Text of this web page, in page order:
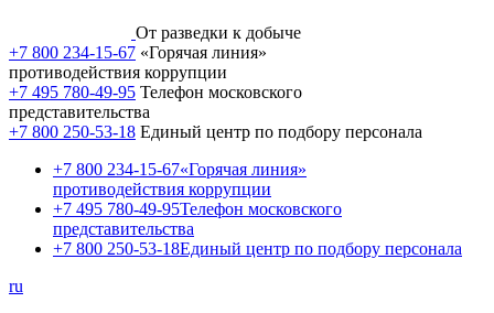
От разведки к добыче
+7 800 234-15-67 «Горячая линия»
противодействия коррупции
+7 495 780-49-95 Телефон московского
представительства
+7 800 250-53-18 Единый центр по подбору персонала
+7 800 234-15-67«Горячая линия»
противодействия коррупции
+7 495 780-49-95Телефон московского
представительства
+7 800 250-53-18Единый центр по подбору персонала
ru